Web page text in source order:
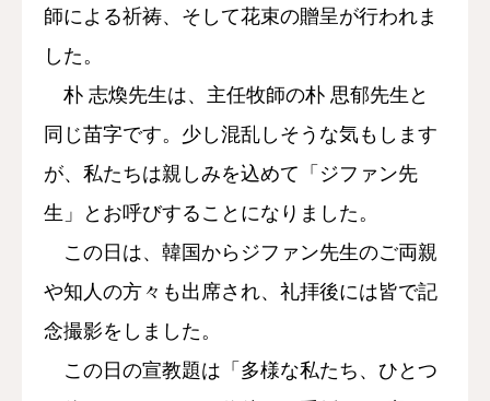
師による祈祷、そして花束の贈呈が行われま
した。
朴 志煥先生は、主任牧師の朴 思郁先生と
同じ苗字です。少し混乱しそうな気もします
が、私たちは親しみを込めて「ジファン先
生」とお呼びすることになりました。
この日は、韓国からジファン先生のご両親
や知人の方々も出席され、礼拝後には皆で記
念撮影をしました。
この日の宣教題は「多様な私たち、ひとつ